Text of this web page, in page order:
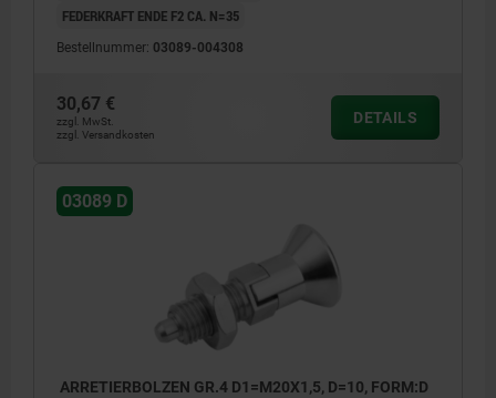
FEDERKRAFT ENDE F2 CA. N=35
Bestellnummer: 03089-004308
30,67 €
zzgl. MwSt.
zzgl. Versandkosten
DETAILS
03089 D
ARRETIERBOLZEN GR.4 D1=M20X1,5, D=10, FORM:D